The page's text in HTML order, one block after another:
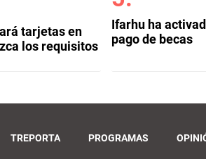
tarjetas en
los requisitos
Ifarhu ha
pago de becas
TREPORTA PROGRAMAS